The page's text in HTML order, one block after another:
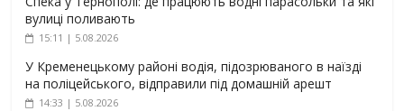
вулиці поливають
15:11 | 5.08.2026
У Кременецькому районі водія, підозрюваного в наїзді
на поліцейського, відправили під домашній арешт
14:33 | 5.08.2026